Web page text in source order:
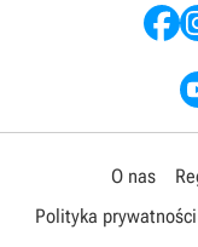
O nas
Polityka prywatności